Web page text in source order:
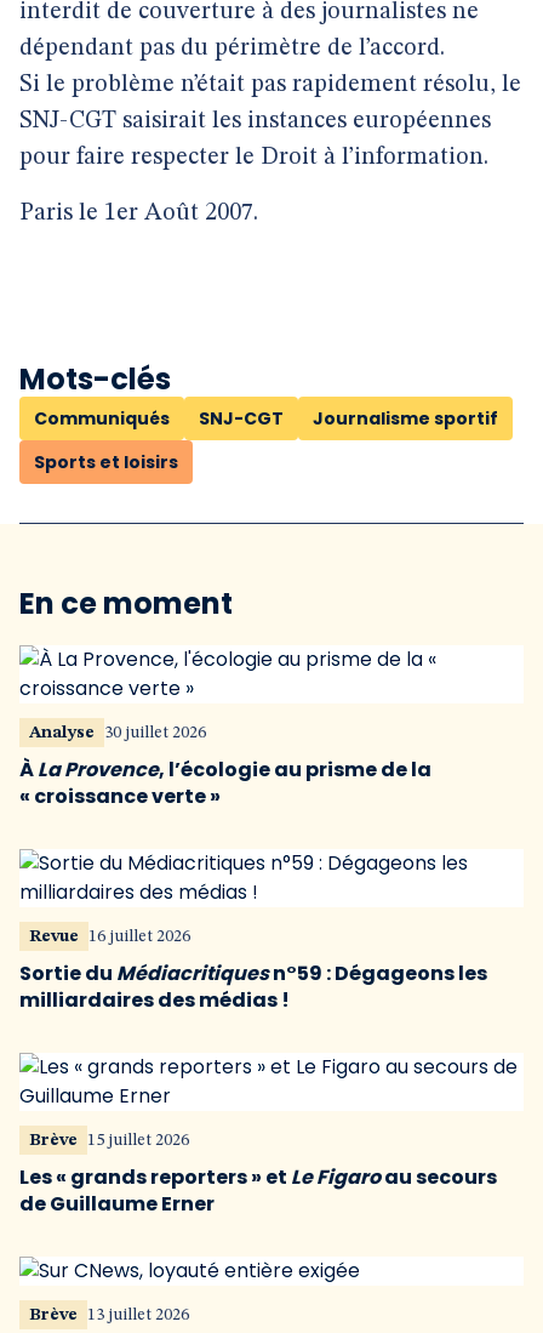
interdit de couverture à des journalistes ne
dépendant pas du périmètre de l’accord.
Si le problème n’était pas rapidement résolu, le
SNJ-CGT saisirait les instances européennes
pour faire respecter le Droit à l’information.
Paris le 1er Août 2007.
Mots-clés
Communiqués SNJ-CGT
Journalisme sportif
Sports et loisirs
En ce moment
Analyse 30 juillet 2026
ÀLa Provence, l’écologie au prisme de la
« croissance verte »
Revue 16 juillet 2026
Sortie du Médiacritiquesn°59 : Dégageons les
milliardaires des médias !
Brève 15 juillet 2026
Les « grands reporters » et Le Figaroau secours
de Guillaume Erner
Brève 13 juillet 2026